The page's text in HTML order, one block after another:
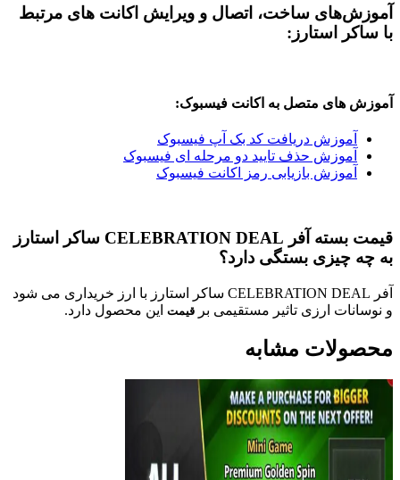
آموزش‌های ساخت، اتصال و ویرایش اکانت های مرتبط
با ساکر استارز:
آموزش های متصل به اکانت فیسبوک:
آموزش دریافت کد بک آپ فیسبوک
آموزش حذف تایید دو مرحله ای فیسبوک
آموزش بازیابی رمز اکانت فیسبوک
قیمت بسته آفر CELEBRATION DEAL ساکر استارز
به چه چیزی بستگی دارد؟
آفر CELEBRATION DEAL ساکر استارز با ارز خریداری می شود
و نوسانات ارزی تاثیر مستقیمی بر قیمت این محصول دارد.
محصولات مشابه